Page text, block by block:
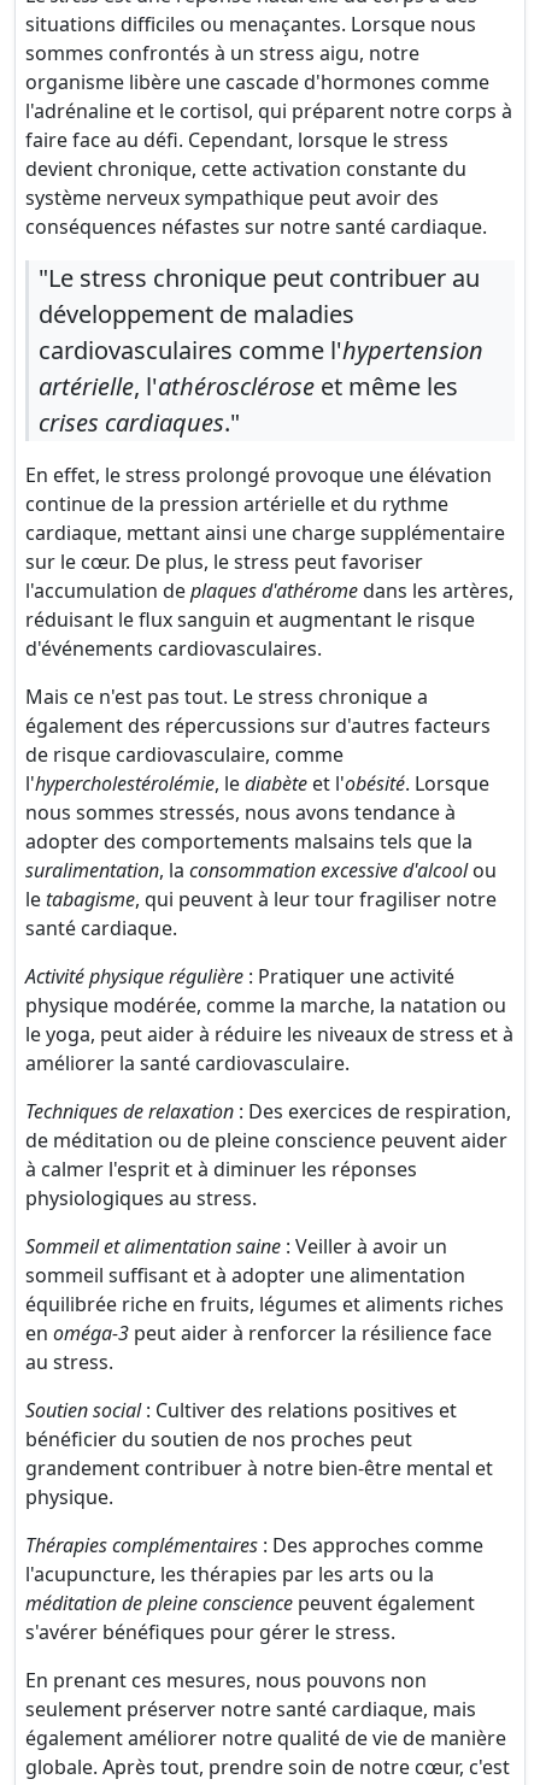
situations difficiles ou menaçantes. Lorsque nous
sommes confrontés à un stress aigu, notre
organisme libère une cascade d'hormones comme
l'adrénaline et le cortisol, qui préparent notre corps à
faire face au défi. Cependant, lorsque le stress
devient chronique, cette activation constante du
système nerveux sympathique peut avoir des
conséquences néfastes sur notre santé cardiaque.
"Le stress chronique peut contribuer au
développement de maladies
cardiovasculaires comme l'hypertension
artérielle, l'athérosclérose et même les
crises cardiaques."
En effet, le stress prolongé provoque une élévation
continue de la pression artérielle et du rythme
cardiaque, mettant ainsi une charge supplémentaire
sur le cœur. De plus, le stress peut favoriser
l'accumulation deplaques d'athéromedans les artères,
réduisant le flux sanguin et augmentant le risque
d'événements cardiovasculaires.
Mais ce n'est pas tout. Le stress chronique a
également des répercussions sur d'autres facteurs
de risque cardiovasculaire, comme
l'hypercholestérolémie, lediabète et l'obésité. Lorsque
nous sommes stressés, nous avons tendance à
adopter des comportements malsains tels que la
suralimentation, la consommation excessive d'alcoolou
letabagisme, qui peuvent à leur tour fragiliser notre
santé cardiaque.
Activité physique régulière : Pratiquer une activité
physique modérée, comme la marche, la natation ou
le yoga, peut aider à réduire les niveaux de stress et à
améliorer la santé cardiovasculaire.
Techniques de relaxation : Des exercices de respiration,
de méditation ou de pleine conscience peuvent aider
à calmer l'esprit et à diminuer les réponses
physiologiques au stress.
Sommeil et alimentation saine : Veiller à avoir un
sommeil suffisant et à adopter une alimentation
équilibrée riche en fruits, légumes et aliments riches
en oméga-3 peut aider à renforcer la résilience face
au stress.
Soutien social: Cultiver des relations positives et
bénéficier du soutien de nos proches peut
grandement contribuer à notre bien-être mental et
physique.
Thérapies complémentaires : Des approches comme
l'acupuncture, les thérapies par les arts ou la
méditation de pleine conscience peuvent également
s'avérer bénéfiques pour gérer le stress.
En prenant ces mesures, nous pouvons non
seulement préserver notre santé cardiaque, mais
également améliorer notre qualité de vie de manière
globale. Après tout, prendre soin de notre cœur, c'est